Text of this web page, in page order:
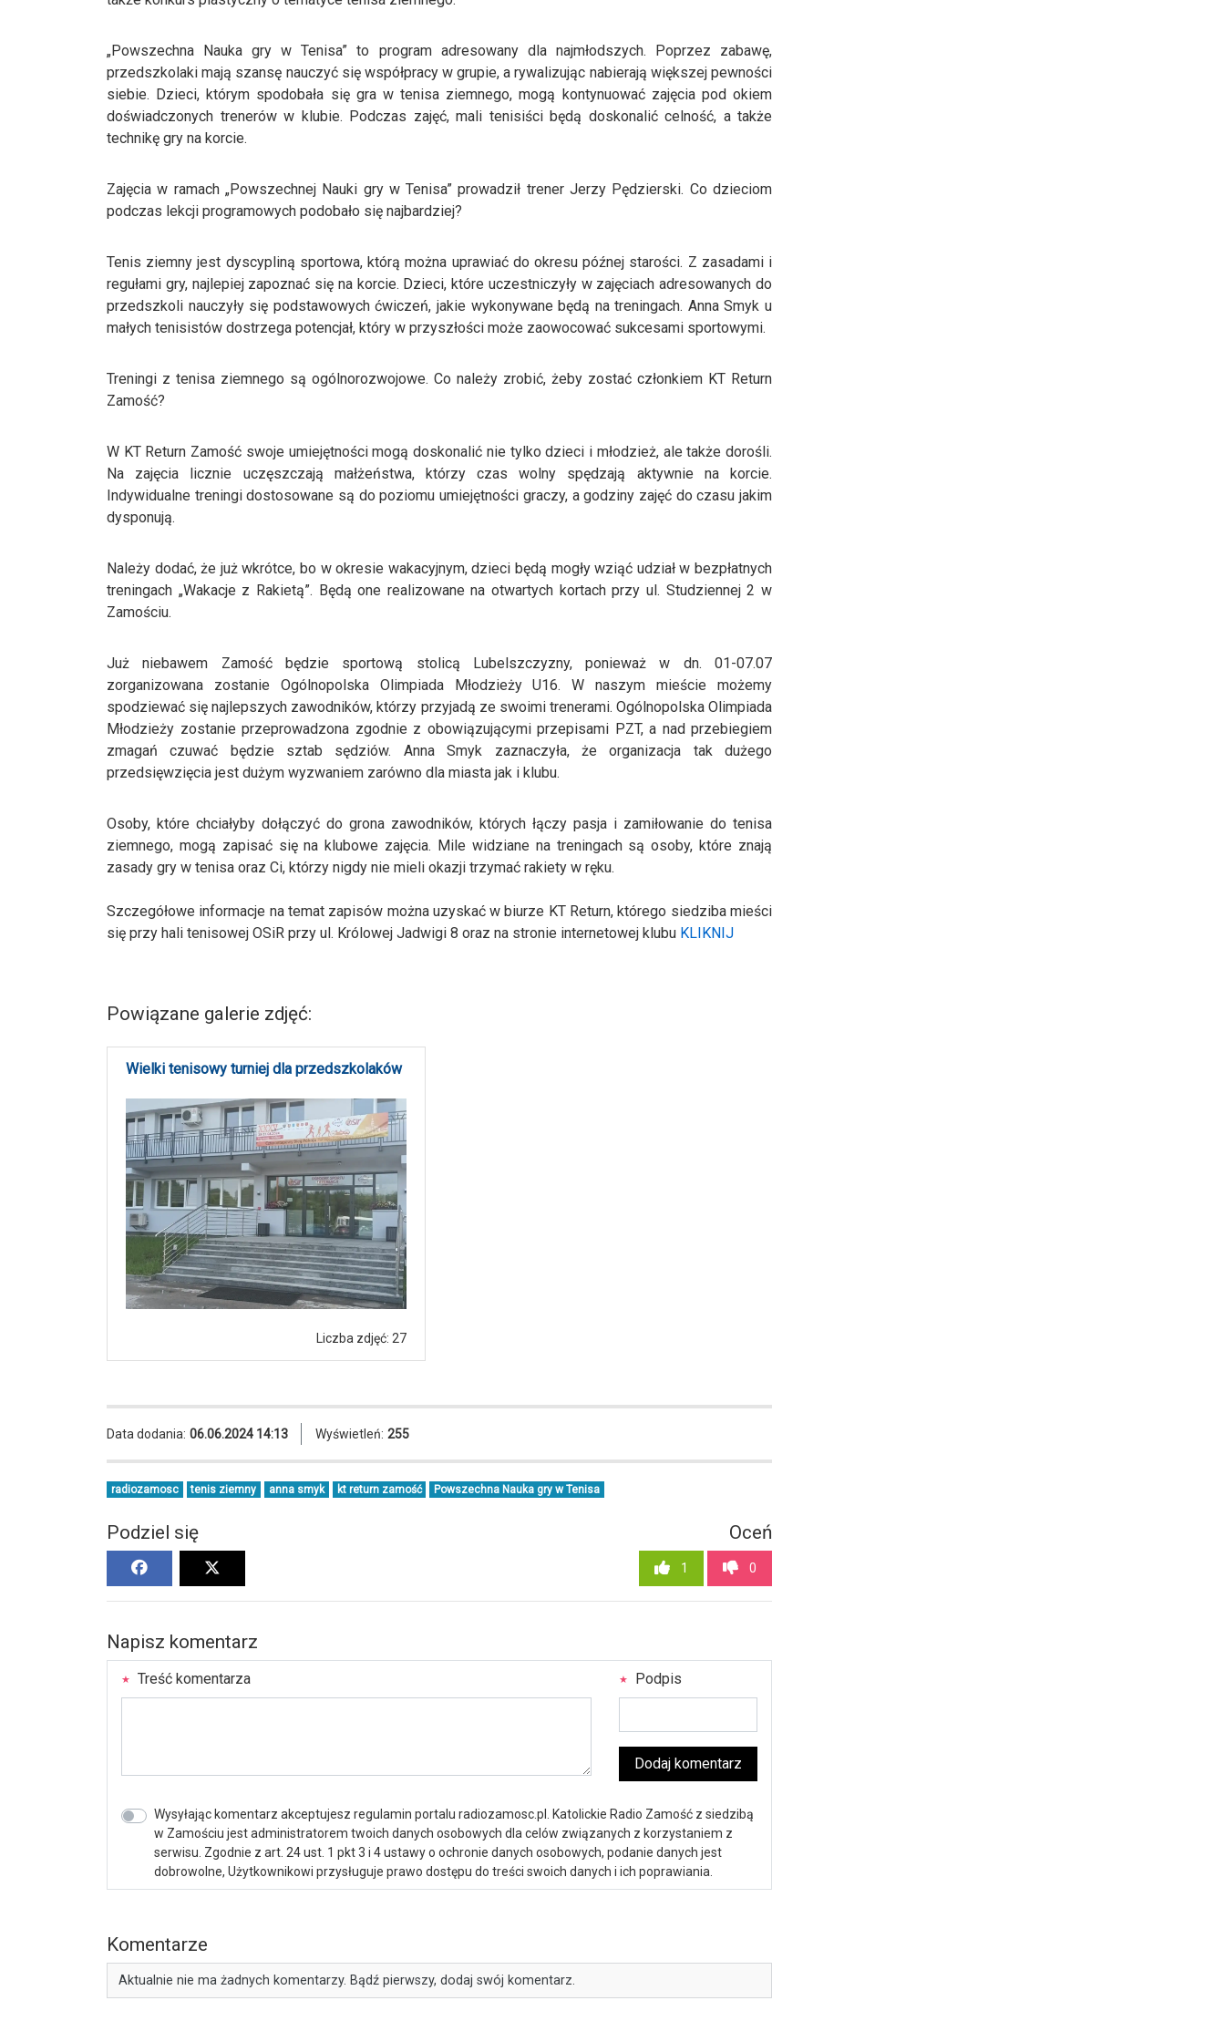
„Powszechna Nauka gry w Tenisa” to program adresowany dla najmłodszych. Poprzez zabawę,
przedszkolaki mają szansę nauczyć się współpracy w grupie, a rywalizując nabierają większej pewności
siebie. Dzieci, którym spodobała się gra w tenisa ziemnego, mogą kontynuować zajęcia pod okiem
doświadczonych trenerów w klubie. Podczas zajęć, mali tenisiści będą doskonalić celność, a także
technikę gry na korcie.
Zajęcia w ramach „Powszechnej Nauki gry w Tenisa” prowadził trener Jerzy Pędzierski. Co dzieciom
podczas lekcji programowych podobało się najbardziej?
Tenis ziemny jest dyscypliną sportowa, którą można uprawiać do okresu późnej starości. Z zasadami i
regułami gry, najlepiej zapoznać się na korcie. Dzieci, które uczestniczyły w zajęciach adresowanych do
przedszkoli nauczyły się podstawowych ćwiczeń, jakie wykonywane będą na treningach. Anna Smyk u
małych tenisistów dostrzega potencjał, który w przyszłości może zaowocować sukcesami sportowymi.
Treningi z tenisa ziemnego są ogólnorozwojowe. Co należy zrobić, żeby zostać członkiem KT Return
Zamość?
W KT Return Zamość swoje umiejętności mogą doskonalić nie tylko dzieci i młodzież, ale także dorośli.
Na zajęcia licznie uczęszczają małżeństwa, którzy czas wolny spędzają aktywnie na korcie.
Indywidualne treningi dostosowane są do poziomu umiejętności graczy, a godziny zajęć do czasu jakim
dysponują.
Należy dodać, że już wkrótce, bo w okresie wakacyjnym, dzieci będą mogły wziąć udział w bezpłatnych
treningach „Wakacje z Rakietą”. Będą one realizowane na otwartych kortach przy ul. Studziennej 2 w
Zamościu.
Już niebawem Zamość będzie sportową stolicą Lubelszczyzny, ponieważ w dn. 01-07.07
zorganizowana zostanie Ogólnopolska Olimpiada Młodzieży U16. W naszym mieście możemy
spodziewać się najlepszych zawodników, którzy przyjadą ze swoimi trenerami. Ogólnopolska Olimpiada
Młodzieży zostanie przeprowadzona zgodnie z obowiązującymi przepisami PZT, a nad przebiegiem
zmagań czuwać będzie sztab sędziów. Anna Smyk zaznaczyła, że organizacja tak dużego
przedsięwzięcia jest dużym wyzwaniem zarówno dla miasta jak i klubu.
Osoby, które chciałyby dołączyć do grona zawodników, których łączy pasja i zamiłowanie do tenisa
ziemnego, mogą zapisać się na klubowe zajęcia. Mile widziane na treningach są osoby, które znają
zasady gry w tenisa oraz Ci, którzy nigdy nie mieli okazji trzymać rakiety w ręku.
Szczegółowe informacje na temat zapisów można uzyskać w biurze KT Return, którego siedziba mieści
się przy hali tenisowej OSiR przy ul. Królowej Jadwigi 8 oraz na stronie internetowej klubu KLIKNIJ
Powiązane galerie zdjęć:
Wielki tenisowy turniej dla przedszkolaków
Liczba zdjęć: 27
Data dodania: 06.06.2024 14:13 Wyświetleń: 255
radiozamosc tenis ziemny anna smyk kt return zamość Powszechna Nauka gry w Tenisa
Podziel się Oceń
1 0
Napisz komentarz
Treść komentarza Podpis
Dodaj komentarz
Wysyłając komentarz akceptujesz regulamin portalu radiozamosc.pl. Katolickie Radio Zamość z siedzibą
w Zamościu jest administratorem twoich danych osobowych dla celów związanych z korzystaniem z
serwisu. Zgodnie z art. 24 ust. 1 pkt 3 i 4 ustawy o ochronie danych osobowych, podanie danych jest
dobrowolne, Użytkownikowi przysługuje prawo dostępu do treści swoich danych i ich poprawiania.
Komentarze
Aktualnie nie ma żadnych komentarzy. Bądź pierwszy, dodaj swój komentarz.